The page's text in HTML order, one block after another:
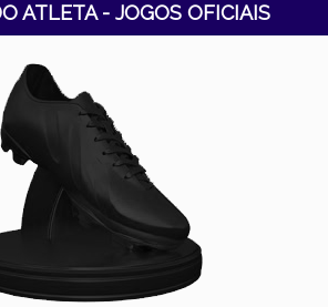
ATLETA - JOGOS OFICIAIS